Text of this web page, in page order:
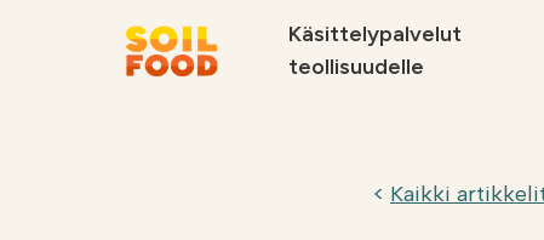
Käsittelypalvelut
teollisuudelle
Kaikki